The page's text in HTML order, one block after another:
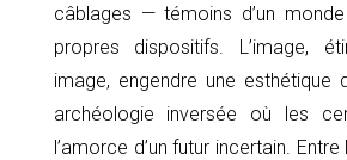
câblages — témoins d’un
propres dispositifs. L’image,
image, engendre une esthétique
archéologie inversée où les
l’amorce d’un futur incertain.